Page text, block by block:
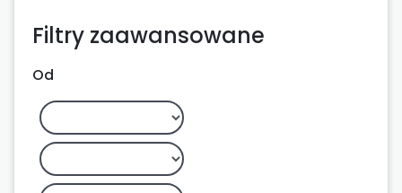
Filtry zaawansowane
Od